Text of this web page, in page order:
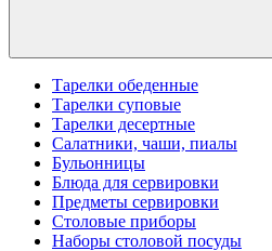
Тарелки обеденные
Тарелки суповые
Тарелки десертные
Салатники, чаши, пиалы
Бульонницы
Блюда для сервировки
Предметы сервировки
Столовые приборы
Наборы столовой посуды